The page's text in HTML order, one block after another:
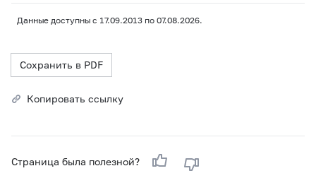
Данные доступны с 17.09.2013 по 07.08.2026.
Сохранить в PDF
Копировать ссылку
Страница была полезной?